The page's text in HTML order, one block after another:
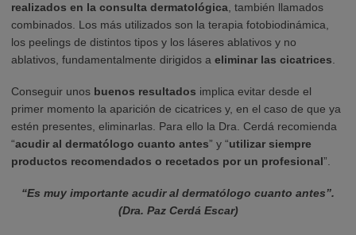
realizados en la consulta dermatológica, también llamados
combinados. Los más utilizados son la terapia fotobiodinámica,
los peelings de distintos tipos y los láseres ablativos y no
ablativos, fundamentalmente dirigidos a eliminar las cicatrices.
Conseguir unos buenos resultados implica evitar desde el
primer momento la aparición de cicatrices y, en el caso de que ya
estén presentes, eliminarlas. Para ello la Dra. Cerdá recomienda
“acudir al dermatólogo cuanto antes” y “utilizar siempre
productos recomendados o recetados por un profesional”.
“Es muy importante acudir al dermatólogo cuanto antes”.
(Dra. Paz Cerdá Escar)